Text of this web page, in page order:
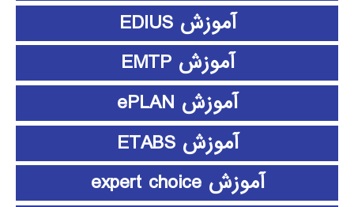
آموزش EDIUS
آموزش EMTP
آموزش ePLAN
آموزش ETABS
آموزش expert choice